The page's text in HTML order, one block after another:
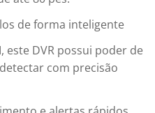
de forma inteligente
este DVR possui poder de
com precisão